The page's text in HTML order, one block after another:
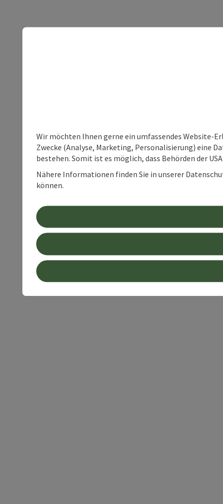
Wir möchten Ihnen gerne ein umfassendes Website-
Zwecke (Analyse, Marketing, Personalisierung) eine
bestehen. Somit ist es möglich, dass Behörden der
Nähere Informationen finden Sie in unserer
können.